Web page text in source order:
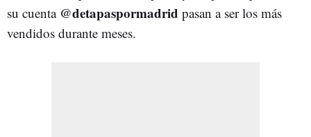
su cuenta@detapaspormadrid pasan a ser los más
vendidos durante meses.